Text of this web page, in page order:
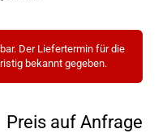
Der Liefertermin für die
bekannt gegeben.
Preis auf Anfrage